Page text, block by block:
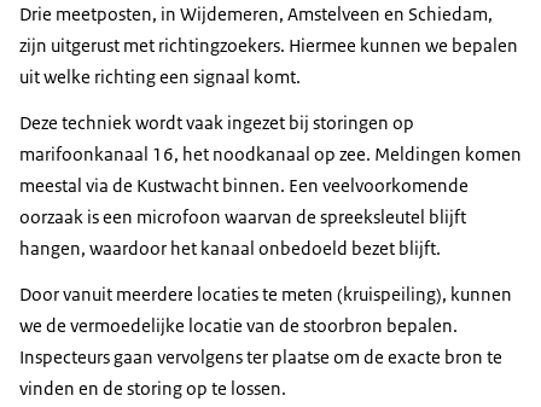
Drie meetposten, in Wijdemeren, Amstelveen en Schiedam,
zijn uitgerust met richtingzoekers. Hiermee kunnen we bepalen
uit welke richting een signaal komt.
Deze techniek wordt vaak ingezet bij storingen op
marifoonkanaal 16, het noodkanaal op zee. Meldingen komen
meestal via de Kustwacht binnen. Een veelvoorkomende
oorzaak is een microfoon waarvan de spreeksleutel blijft
hangen, waardoor het kanaal onbedoeld bezet blijft.
Door vanuit meerdere locaties te meten (kruispeiling), kunnen
we de vermoedelijke locatie van de stoorbron bepalen.
Inspecteurs gaan vervolgens ter plaatse om de exacte bron te
vinden en de storing op te lossen.